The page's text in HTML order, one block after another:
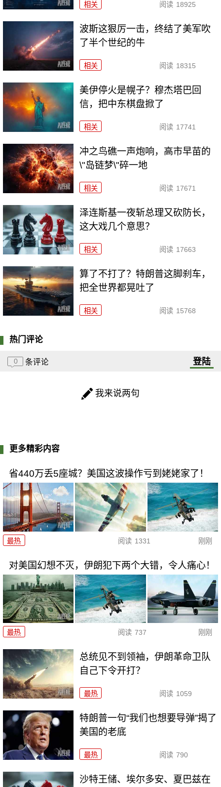
相关 阅读 18925
波斯这狠厉一击，终结了美军吹
了半个世纪的牛
相关 阅读 18315
美伊停火是幌子？穆杰塔巴回
信，把中东棋盘掀了
相关 阅读 17741
冲之鸟礁一声炮响，高市早苗的
\"岛链梦\"碎一地
相关 阅读 17671
泽连斯基一夜斩总理又砍防长，
这大戏几个意思？
相关 阅读 17663
算了不打了？特朗普这脚刹车，
把全世界都晃吐了
相关 阅读 15768
热门评论
0 条评论 登陆
我来说两句
更多精彩内容
省440万丢5座城？美国这波操作亏到姥姥家了！
最热 阅读 1331 刚刚
对美国幻想不灭，伊朗犯下两个大错，令人痛心！
最热 阅读 737 刚刚
总统见不到领袖，伊朗革命卫队
自己下令开打？
最热 阅读 1059
特朗普一句“我们也想要导弹”揭了
美国的老底
最热 阅读 790
沙特王储、埃尔多安、夏巴兹在